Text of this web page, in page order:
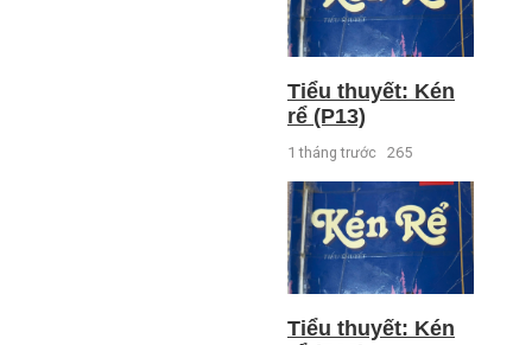
Tiểu thuyết: Kén
rể (P13)
1 tháng trước 265
Tiểu thuyết: Kén